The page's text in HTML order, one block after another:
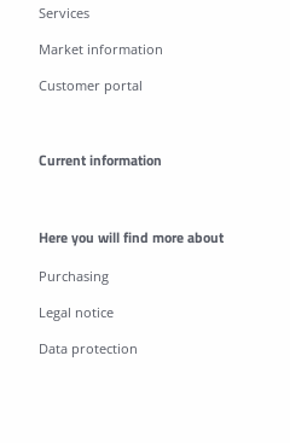
Services
Market information
Customer portal
Current information
Here you will find more about
Purchasing
Legal notice
Data protection